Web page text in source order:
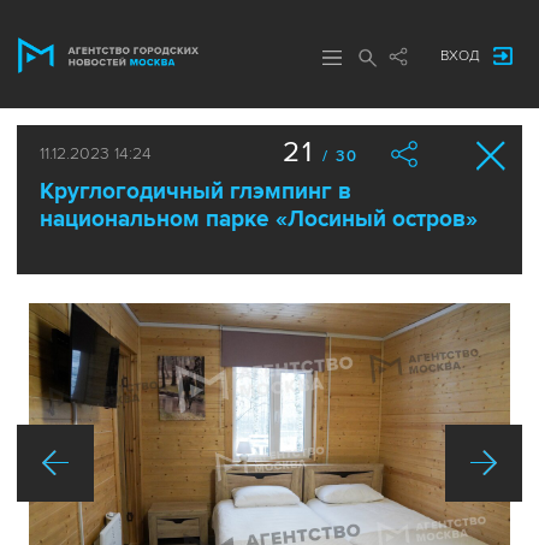
ВХОД
11.12.2023 14:24
Круглогодичный глэмпинг в
национальном парке «Лосиный остров»
21 / 30